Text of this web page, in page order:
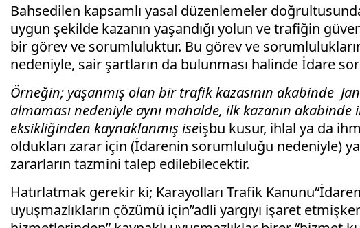
Bahsedilen kapsamlı yasal düzenlemeler
uygun şekilde kazanın yaşandığı yolun ve trafiğin
bir görev ve sorumluluktur. Bu görev ve
nedeniyle, sair şartların da bulunması halinde İdare
Örneğin; yaşanmış olan bir trafik kazasının akabinde
almaması nedeniyle aynı mahalde, ilk kazanın
eksikliğinden kaynaklanmış iseişbu kusur, ihlal ya da
oldukları zarar için (İdarenin sorumluluğu nedeniyle)
zararların tazmini talep edilebilecektir.
Hatırlatmak gerekir ki; Karayolları Trafik
uyuşmazlıkların çözümü için”adli yargıyı işaret